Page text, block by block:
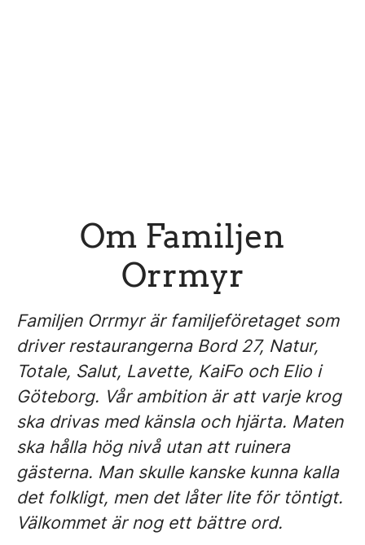
Om Familjen
Orrmyr
Familjen Orrmyr är familjeföretaget som
driver restaurangerna Bord 27, Natur,
Totale, Salut, Lavette, KaiFo och Elio i
Göteborg. Vår ambition är att varje krog
ska drivas med känsla och hjärta. Maten
ska hålla hög nivå utan att ruinera
gästerna. Man skulle kanske kunna kalla
det folkligt, men det låter lite för töntigt.
Välkommet är nog ett bättre ord.